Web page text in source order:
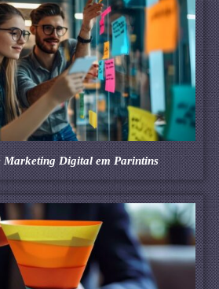
Marketing Digital em Parintins